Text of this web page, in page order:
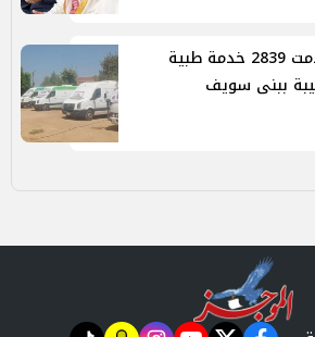
قافلة مجانية قدمت 2839 خدمة طبية
ببنى سويف